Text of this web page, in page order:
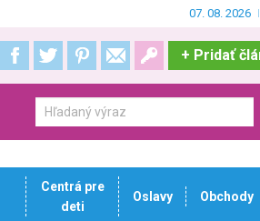
07. 08. 2026
+ Pridať
Centrá pre
deti
Oslavy Obchody